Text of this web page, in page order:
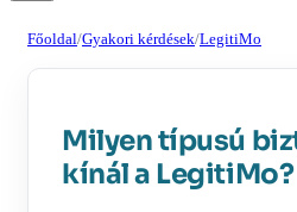
Főoldal/Gyakori kérdések/LegitiMo
Milyen típusú
kínál a LegitiMo?